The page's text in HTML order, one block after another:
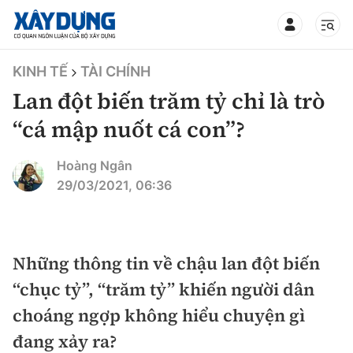
TIN BỘ XÂY DỰNG
CHUYÊN MỤC
Thời sự
Chính trị
Xã hội
Xây dựng
Chỉ đạo điều hành
Giao thông
KINH TẾ TÀI CHÍNH
Lan đột biến trăm tỷ chỉ là trò
“cá mập nuốt cá con”?
Hoàng Ngân
29/03/2021, 06:36
Những thông tin về chậu lan đột biến
“chục tỷ”, “trăm tỷ” khiến người dân
choáng ngợp không hiểu chuyện gì
đang xảy ra?